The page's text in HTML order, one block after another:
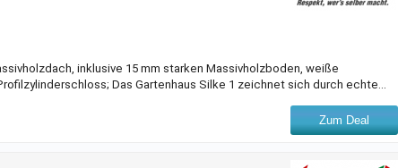
inklusive 15 mm starken Massivholzboden, weiße
Das Gartenhaus Silke 1 zeichnet sich durch echte
durch 28 mm starke Wände und 15 mm starke Dachbretter mit
Zum Deal